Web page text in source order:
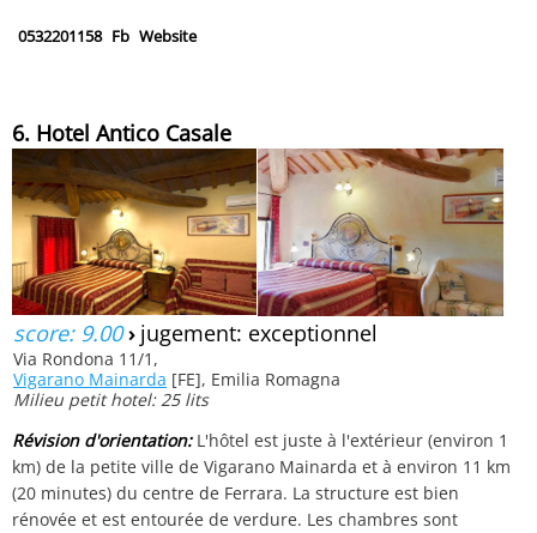
0532201158 Fb Website
6. Hotel Antico Casale
score: 9.00› jugement: exceptionnel
Via Rondona 11/1,
Vigarano Mainarda [FE], Emilia Romagna
Milieu petit hotel: 25 lits
Révision d'orientation:L'hôtel est juste à l'extérieur (environ 1
km) de la petite ville de Vigarano Mainarda et à environ 11 km
(20 minutes) du centre de Ferrara. La structure est bien
rénovée et est entourée de verdure. Les chambres sont